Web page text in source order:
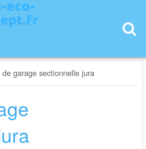
de garage sectionnelle jura